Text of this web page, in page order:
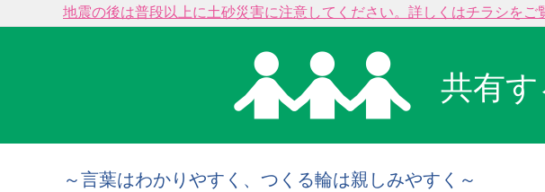
地震の後は普段以上に土砂災害に注意してください。詳しくはチラシをご
共有す
～言葉はわかりやすく、つくる輪は親しみやすく～